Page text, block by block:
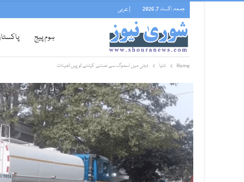
جمعہ, اگست 7, 2026 | عربی
ہوم پیج
Home دنیا دہلی میں اسموگ سے نمٹنے کیلئے توپیں تعینات